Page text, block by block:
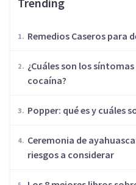
Remedios Caseros para
¿Cuáles son los
cocaína?
Popper: qué es y cuáles
Ceremonia de
riesgos a considerar